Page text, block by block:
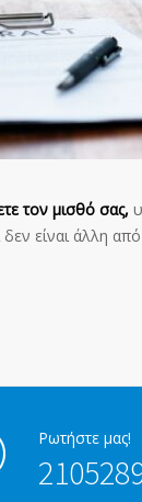
τον μισθό σας,
δεν είναι άλλη
Ρωτήστε μας!